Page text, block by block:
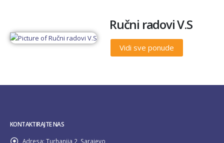
Ručni radovi V.S
Vidi sve ponude
KONTAKTIRAJTE NAS
Adresa: Turhanija 2, Sarajevo